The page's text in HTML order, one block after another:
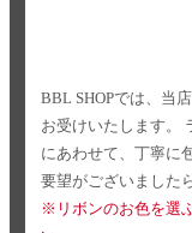
BBL SHOPでは、当
お受けいたします。
にあわせて、丁寧に
要望がございました
※リボンのお色を選